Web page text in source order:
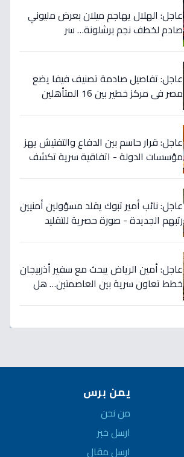
عاجل: الهلال يهاجم ميلان بعرض مليوني
صادم لخطف نجم برشلونة… سر
عاجل: تفاصيل صادمة تصنيف فيفا يضع
مصر في مركز خطير بين 16 المتأهلين
عاجل: قرار حاسم بين الدفاع والتفتيش يهز
مؤسسات الدولة - اتفاقية سرية تكشف
عاجل: نائب أمير تبوك يقلد مسؤولين أمنيين
رتبهم الجديدة - صورة حصرية للتقليد
عاجل: أمين الرياض يبحث مع سفير أذربيجان
خطط تعاون سرية بين العاصمتين… هل
يمن برس
من نحن
ارسل خبر
ارسل مقال